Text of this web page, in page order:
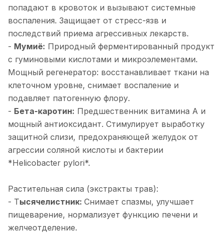
попадают в кровоток и вызывают системные
воспаления. Защищает от стресс-язв и
последствий приема агрессивных лекарств.
- Мумиё: Природный ферментированный продукт
с гуминовыми кислотами и микроэлементами.
Мощный регенератор: восстанавливает ткани на
клеточном уровне, снимает воспаление и
подавляет патогенную флору.
- Бета-каротин: Предшественник витамина А и
мощный антиоксидант. Стимулирует выработку
защитной слизи, предохраняющей желудок от
агрессии соляной кислоты и бактерии
*Helicobacter pylori*.
Растительная сила (экстракты трав):
- Тысячелистник: Снимает спазмы, улучшает
пищеварение, нормализует функцию печени и
желчеотделение.